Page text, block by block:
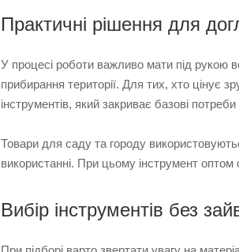
Практичні рішення для
У процесі роботи важливо мати під рукою
прибирання території. Для тих, хто цінує
інструментів, який закриває базові
Товари для саду та городу
використанні. При цьому інструмент
Вибір інструментів без